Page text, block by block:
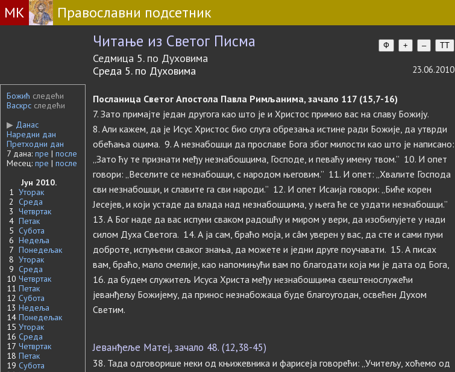
МК Православни подсетник
Читање из Светог Писма Ф + – TT
Седмица 5. по Духовима
Среда 5. по Духовима
23.06.2010
Божић следећи
Васкрс следећи
▶ Данас
Наредни дан
Претходни дан
7 дана: пре | после
Месец: пре | после
Јун 2010.
1 Уторак
2 Среда
3 Четвртак
4 Петак
5 Субота
6 Недеља
7 Понедељак
8 Уторак
9 Среда
10 Четвртак
11 Петак
12 Субота
13 Недеља
14 Понедељак
15 Уторак
16 Среда
17 Четвртак
18 Петак
19 Субота
Посланица Светог Апостола Павла Римљанима, зачало 117 (15,7-16)
7. Зато примајте један другога као што је и Христос примио вас на славу Божију.
8. Али кажем, да је Исус Христос био слуга обрезања истине ради Божије, да утврди
обећања оцима. 9. А незнабошци да прославе Бога због милости као што је написано:
„Зато ћу те признати међу незнабошцима, Господе, и певаћу имену твом.” 10. И опет
говори: „Веселите се незнабошци, с народом његовим.” 11. И опет: „Хвалите Господа
сви незнабошци, и славите га сви народи.” 12. И опет Исаија говори: „Биће корен
Јесејев, и који устаде да влада над незнабошцима, у њега ће се уздати незнабошци.”
13. А Бог наде да вас испуни сваком радошћу и миром у вери, да изобилујете у нади
силом Духа Светога. 14. А ја сам, браћо моја, и сâм уверен у вас, да сте и сами пуни
доброте, испуњени сваког знања, да можете и једни друге поучавати. 15. А писах
вам, браћо, мало смелије, као напомињући вам по благодати која ми је дата од Бога,
16. да будем служитељ Исуса Христа међу незнабошцима свештенослужећи
јеванђељу Божијему, да принос незнабожаца буде благоугодан, освећен Духом
Светим.
Јеванђеље Матеј, зачало 48. (12,38-45)
38. Тада одговорише неки од књижевника и фарисеја говорећи: „Учитељу, хоћемо од